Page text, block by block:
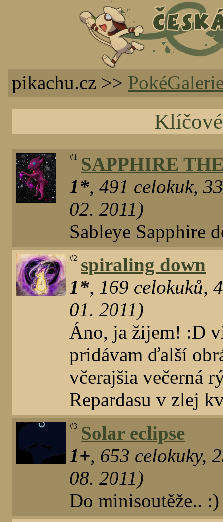
pikachu.cz >>
#1
SAPPHIRE
1*,491 celokuk,33
02. 2011)
Sableye Sapphire
#2 spiraling down
1*, 169 celokuků,4
01. 2011)
Áno, ja žijem! :D
pridávam ďalší
včerajšia večerná
Repardasu v zlej
#3 Solar eclipse
1+, 653 celokuky,
08. 2011)
Do minisoutěže.. :)